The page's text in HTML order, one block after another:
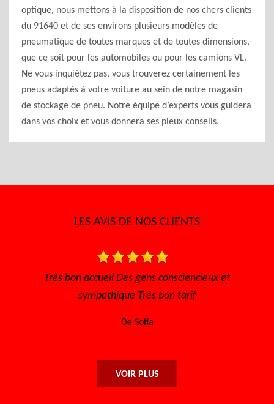
optique, nous mettons à la disposition de nos chers clients
du 91640 et de ses environs plusieurs modèles de
pneumatique de toutes marques et de toutes dimensions,
que ce soit pour les automobiles ou pour les camions VL.
Ne vous inquiétez pas, vous trouverez certainement les
pneus adaptés à votre voiture au sein de notre magasin
de stockage de pneu. Notre équipe d’experts vous guidera
dans vos choix et vous donnera ses pieux conseils.
LES AVIS DE NOS CLIENTS
Très bon accueil Des gens consciencieux et
sympathique Très bon tarif
De Sofia
VOIR PLUS